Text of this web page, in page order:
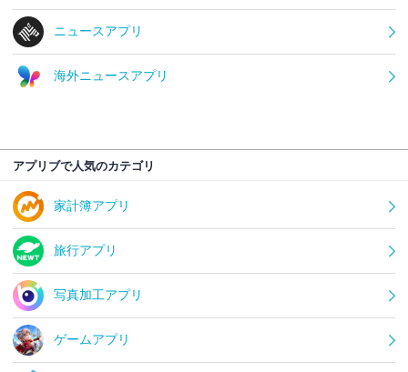
ニュースアプリ
海外ニュースアプリ
アプリブで人気のカテゴリ
家計簿アプリ
旅行アプリ
写真加工アプリ
ゲームアプリ